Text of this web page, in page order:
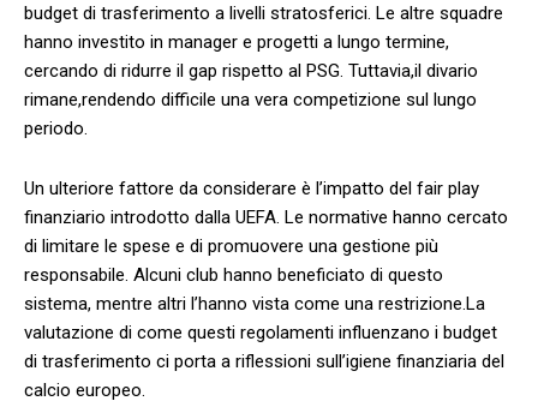
budget⁣ di trasferimento a⁢ livelli stratosferici. Le altre squadre
hanno investito in manager e progetti a ‍lungo ‌termine,
cercando di ridurre il gap rispetto al PSG. Tuttavia,il divario
rimane,rendendo difficile una vera ⁢competizione sul lungo
periodo.
Un ⁣ulteriore fattore⁤ da considerare è l’impatto del fair play
finanziario introdotto​ dalla‌ UEFA.​ Le normative hanno cercato
di ‌limitare le spese e di promuovere⁤ una gestione più
‍responsabile.‍ Alcuni club hanno beneficiato di questo
sistema, mentre altri l’hanno vista come una‍ restrizione.La‍
valutazione di come questi regolamenti influenzano i budget
di trasferimento ci porta a riflessioni sull’igiene finanziaria del
calcio europeo.